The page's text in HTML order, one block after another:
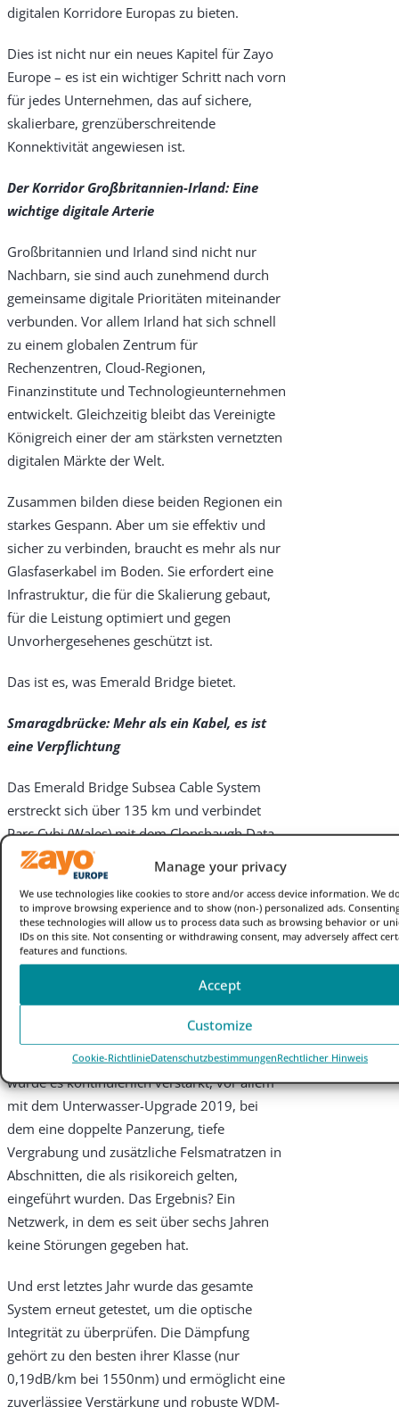
Manage your privacy
We use technologies like cookies to store and/or access device information. We
to improve browsing experience and to show (non-) personalized ads.
these technologies will allow us to process data such as browsing behavior or
IDs on this site. Not consenting or withdrawing consent, may adversely affect
features and functions.
Accept
Customize
Cookie-RichtlinieDatenschutzbestimmungenRechtlicher Hinweis
digitalen Korridore Europas zu bieten.
Dies ist nicht nur ein neues Kapitel für Zayo
Europe – es ist ein wichtiger Schritt nach vorn
für jedes Unternehmen, das auf sichere,
skalierbare, grenzüberschreitende
Konnektivität angewiesen ist.
Der Korridor Großbritannien-Irland: Eine
wichtige digitale Arterie
Großbritannien und Irland sind nicht nur
Nachbarn, sie sind auch zunehmend durch
gemeinsame digitale Prioritäten miteinander
verbunden. Vor allem Irland hat sich schnell
zu einem globalen Zentrum für
Rechenzentren, Cloud-Regionen,
Finanzinstitute und Technologieunternehmen
entwickelt. Gleichzeitig bleibt das Vereinigte
Königreich einer der am stärksten vernetzten
digitalen Märkte der Welt.
Zusammen bilden diese beiden Regionen ein
starkes Gespann. Aber um sie effektiv und
sicher zu verbinden, braucht es mehr als nur
Glasfaserkabel im Boden. Sie erfordert eine
Infrastruktur, die für die Skalierung gebaut,
für die Leistung optimiert und gegen
Unvorhergesehenes geschützt ist.
Das ist es, was Emerald Bridge bietet.
Smaragdbrücke: Mehr als ein Kabel, es ist
eine Verpflichtung
Das Emerald Bridge Subsea Cable System
erstreckt sich über 135 km und verbindet
Parc Cybi (Wales) mit dem Clonshaugh Data
Centre (Dublin). Es nutzt teilweise 96 Stränge
von Dark Fibre, um hochleistungsfähige
Wellenlängen-Dienste bereitzustellen, die es
Hyperscalern, Unternehmen und Service
Providern ermöglichen, Daten schnell, sicher
in Betrieb genommen und mit Blick auf
Langlebigkeit und Leistung gebaut. Seitdem
wurde es kontinuierlich verstärkt, vor allem
mit dem Unterwasser-Upgrade 2019, bei
dem eine doppelte Panzerung, tiefe
Vergrabung und zusätzliche Felsmatratzen in
Abschnitten, die als risikoreich gelten,
eingeführt wurden. Das Ergebnis? Ein
Netzwerk, in dem es seit über sechs Jahren
keine Störungen gegeben hat.
Und erst letztes Jahr wurde das gesamte
System erneut getestet, um die optische
Integrität zu überprüfen. Die Dämpfung
gehört zu den besten ihrer Klasse (nur
0,19dB/km bei 1550nm) und ermöglicht eine
zuverlässige Verstärkung und robuste WDM-